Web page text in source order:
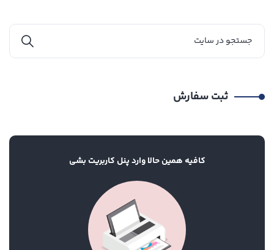
ثبت سفارش
کافیه همین حالا وارد پنل کاربریت بشی